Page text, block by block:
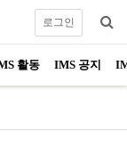
활동 IMS 공지
로그인